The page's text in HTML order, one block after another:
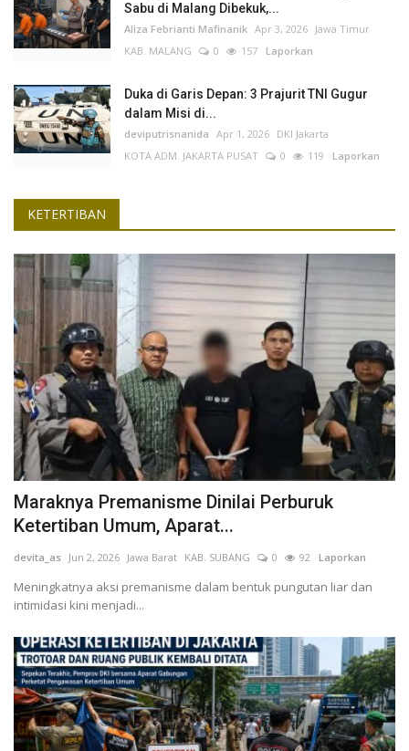
Sabu di Malang Dibekuk,...
Aliza Febrianti Mafinanik Apr 3, 2026 Jawa Timur
KAB. MALANG
0 157 Laporkan
Duka di Garis Depan: 3 Prajurit TNI Gugur
dalam Misi di...
deviputrisnanida Apr 1, 2026 DKI Jakarta
KOTA ADM. JAKARTA PUSAT
0 119 Laporkan
KETERTIBAN
Maraknya Premanisme Dinilai Perburuk
Ketertiban Umum, Aparat...
devita_as Jun 2, 2026 Jawa Barat KAB. SUBANG 0 92 Laporkan
Meningkatnya aksi premanisme dalam bentuk pungutan liar dan
intimidasi kini menjadi...